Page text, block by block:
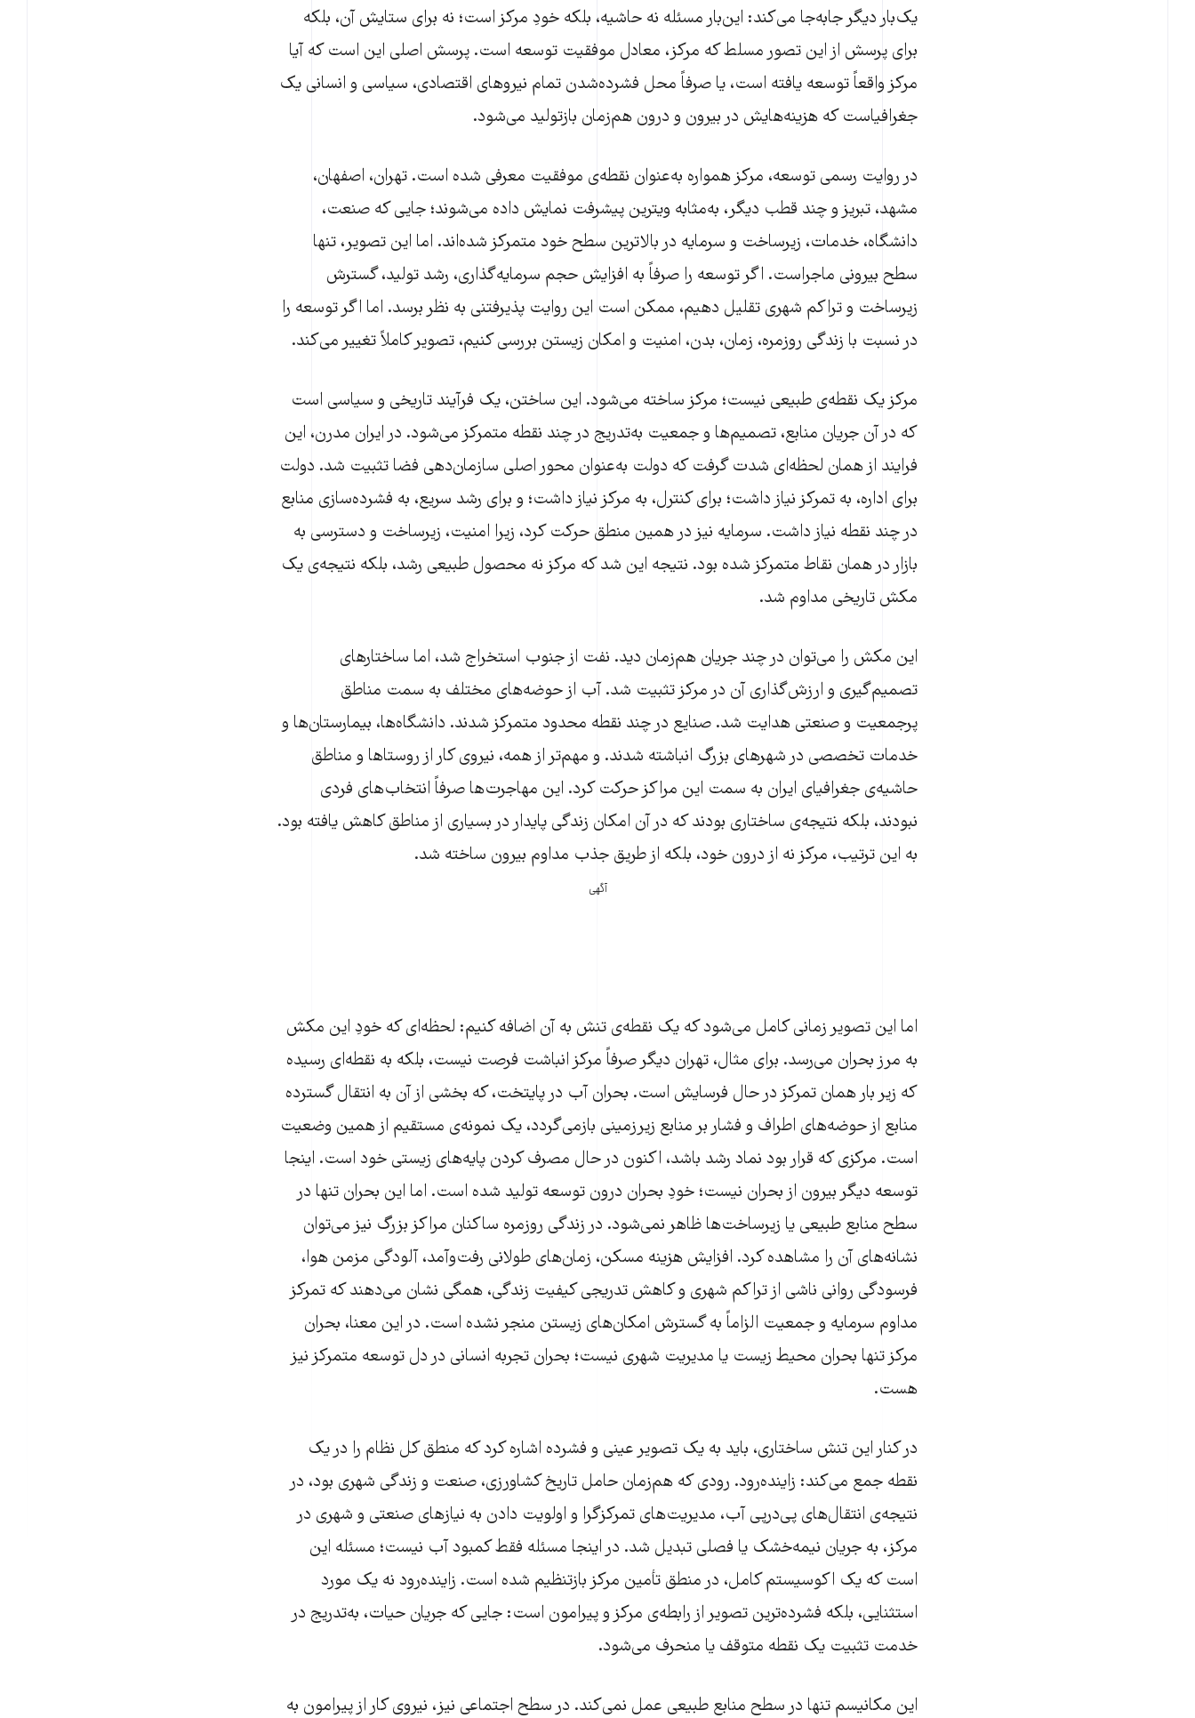
یک‌بار دیگر جابه‌جا می‌کند: این‌بار مسئله نه حاشیه، بلکه خودِ مرکز است؛ نه برای ستایش آن، بلکه
برای پرسش از این تصور مسلط که مرکز، معادل موفقیت توسعه است. پرسش اصلی این است که آیا
مرکز واقعاً توسعه یافته است، یا صرفاً محل فشرده‌شدن تمام نیروهای اقتصادی، سیاسی و انسانی یک
جغرافیاست که هزینه‌هایش در بیرون و درون هم‌زمان بازتولید می‌شود.
در روایت رسمی توسعه، مرکز همواره به‌عنوان نقطه‌ی موفقیت معرفی شده است. تهران، اصفهان،
مشهد، تبریز و چند قطب دیگر، به‌مثابه ویترین پیشرفت نمایش داده می‌شوند؛ جایی که صنعت،
دانشگاه، خدمات، زیرساخت و سرمایه در بالاترین سطح خود متمرکز شده‌اند. اما این تصویر، تنها
سطح بیرونی ماجراست. اگر توسعه را صرفاً به افزایش حجم سرمایه‌گذاری، رشد تولید، گسترش
زیرساخت و تراکم شهری تقلیل دهیم، ممکن است این روایت پذیرفتنی به نظر برسد. اما اگر توسعه را
در نسبت با زندگی روزمره، زمان، بدن، امنیت و امکان زیستن بررسی کنیم، تصویر کاملاً تغییر می‌کند.
مرکز یک نقطه‌ی طبیعی نیست؛ مرکز ساخته می‌شود. این ساختن، یک فرآیند تاریخی و سیاسی است
که در آن جریان منابع، تصمیم‌ها و جمعیت به‌تدریج در چند نقطه متمرکز می‌شود. در ایران مدرن، این
فرایند از همان لحظه‌ای شدت گرفت که دولت به‌عنوان محور اصلی سازمان‌دهی فضا تثبیت شد. دولت
برای اداره، به تمرکز نیاز داشت؛ برای کنترل، به مرکز نیاز داشت؛ و برای رشد سریع، به فشرده‌سازی منابع
در چند نقطه نیاز داشت. سرمایه نیز در همین منطق حرکت کرد، زیرا امنیت، زیرساخت و دسترسی به
بازار در همان نقاط متمرکز شده بود. نتیجه این شد که مرکز نه محصول طبیعی رشد، بلکه نتیجه‌ی یک
مکش تاریخی مداوم شد.
این مکش را می‌توان در چند جریان هم‌زمان دید. نفت از جنوب استخراج شد، اما ساختارهای
تصمیم‌گیری و ارزش‌گذاری آن در مرکز تثبیت شد. آب از حوضه‌های مختلف به سمت مناطق
پرجمعیت و صنعتی هدایت شد. صنایع در چند نقطه محدود متمرکز شدند. دانشگاه‌ها، بیمارستان‌ها و
خدمات تخصصی در شهرهای بزرگ انباشته شدند. و مهم‌تر از همه، نیروی کار از روستاها و مناطق
حاشیەی جغرافیای ایران به سمت این مراکز حرکت کرد. این مهاجرت‌ها صرفاً انتخاب‌های فردی
نبودند، بلکه نتیجه‌ی ساختاری بودند که در آن امکان زندگی پایدار در بسیاری از مناطق کاهش یافته بود.
به این ترتیب، مرکز نه از درون خود، بلکه از طریق جذب مداوم بیرون ساخته شد.
آگهی
اما این تصویر زمانی کامل می‌شود که یک نقطه‌ی تنش به آن اضافه کنیم: لحظه‌ای که خودِ این مکش
به مرز بحران می‌رسد. برای مثال، تهران دیگر صرفاً مرکز انباشت فرصت نیست، بلکه به نقطه‌ای رسیده
که زیر بار همان تمرکز در حال فرسایش است. بحران آب در پایتخت، که بخشی از آن به انتقال گسترده
منابع از حوضه‌های اطراف و فشار بر منابع زیرزمینی بازمی‌گردد، یک نمونه‌ی مستقیم از همین وضعیت
است. مرکزی که قرار بود نماد رشد باشد، اکنون در حال مصرف کردن پایه‌های زیستی خود است. اینجا
توسعه دیگر بیرون از بحران نیست؛ خودِ بحران درون توسعه تولید شده است. اما این بحران تنها در
سطح منابع طبیعی یا زیرساخت‌ها ظاهر نمی‌شود. در زندگی روزمره ساکنان مراکز بزرگ نیز می‌توان
نشانه‌های آن را مشاهده کرد. افزایش هزینه مسکن، زمان‌های طولانی رفت‌وآمد، آلودگی مزمن هوا،
فرسودگی روانی ناشی از تراکم شهری و کاهش تدریجی کیفیت زندگی، همگی نشان می‌دهند که تمرکز
مداوم سرمایه و جمعیت الزاماً به گسترش امکان‌های زیستن منجر نشده است. در این معنا، بحران
مرکز تنها بحران محیط ‌زیست یا مدیریت شهری نیست؛ بحران تجربه انسانی در دل توسعه متمرکز نیز
هست.
در کنار این تنش ساختاری، باید به یک تصویر عینی و فشرده اشاره کرد که منطق کل نظام را در یک
نقطه جمع می‌کند: زاینده‌رود. رودی که هم‌زمان حامل تاریخ کشاورزی، صنعت و زندگی شهری بود، در
نتیجه‌ی انتقال‌های پی‌درپی آب، مدیریت‌های تمرکزگرا و اولویت دادن به نیازهای صنعتی و شهری در
مرکز، به جریان نیمه‌خشک یا فصلی تبدیل شد. در اینجا مسئله فقط کمبود آب نیست؛ مسئله این
است که یک اکوسیستم کامل، در منطق تأمین مرکز بازتنظیم شده است. زاینده‌رود نه یک مورد
استثنایی، بلکه فشرده‌ترین تصویر از رابطه‌ی مرکز و پیرامون است: جایی که جریان حیات، به‌تدریج در
خدمت تثبیت یک نقطه متوقف یا منحرف می‌شود.
این مکانیسم تنها در سطح منابع طبیعی عمل نمی‌کند. در سطح اجتماعی نیز، نیروی کار از پیرامون به